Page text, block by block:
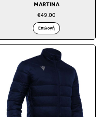
MARTINA
€49.00
Επιλογή